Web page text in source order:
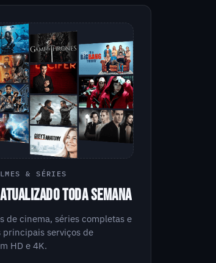
& SÉRIES
TODA SEMANA
de cinema, séries completas e
principais serviços de
HD e 4K.